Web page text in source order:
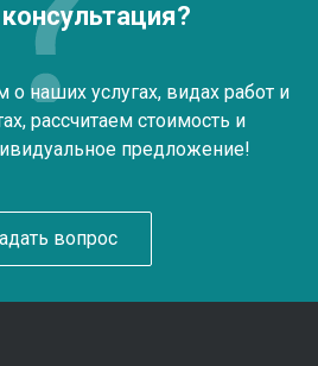
наших услугах, видах работ и
рассчитаем стоимость и
предложение!
вопрос